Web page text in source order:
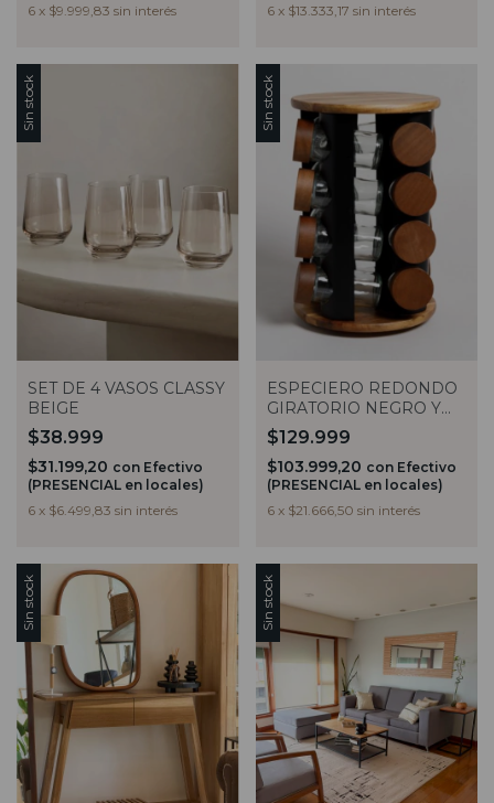
6 x $9.999,83 sin interés 6 x $13.333,17 sin interés
Sin stock
SET DE 4 VASOS CLASSY
BEIGE
$38.999
$31.199,20 con Efectivo
(PRESENCIAL en locales)
6 x $6.499,83 sin interés
Sin stock
ESPECIERO REDONDO
GIRATORIO NEGRO Y
MADERA X16 VASSA
$129.999
$103.999,20 con Efectivo
(PRESENCIAL en locales)
6 x $21.666,50 sin interés
Sin stock Sin stock